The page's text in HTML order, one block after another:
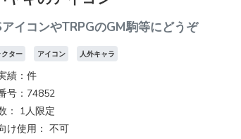
イコンやTRPGのGM駒等にどうぞ
ター アイコン 人外キャラ
績：件
号：74852
： 1人限定
け使用： 不可